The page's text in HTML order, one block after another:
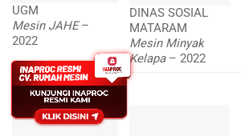
UGM
Mesin JAHE–
2022
DINAS SOSIAL
MATARAM
Mesin Minyak
Kelapa – 2022